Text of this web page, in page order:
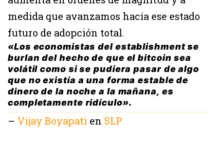
medida que avanzamos hacia ese estado
futuro de adopción total.
«Los economistas del establishment se
burlan del hecho de que el bitcoin sea
volátil como si se pudiera pasar de algo
que no existía a una forma estable de
dinero de la noche a la mañana, es
completamente ridículo».
– Vijay Boyapati en SLP